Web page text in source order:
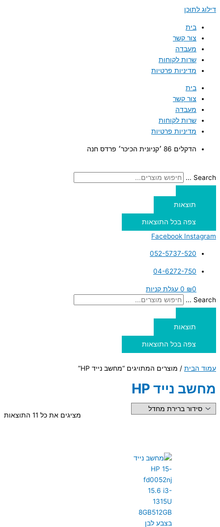
דילוג לתוכן
בית
צור קשר
מעבדה
שרות לקוחות
מדיניות פרטיות
בית
צור קשר
מעבדה
שרות לקוחות
מדיניות פרטיות
הדקלים 86 ׳קניונית הכיכר׳ פרדס חנה
Search ...
תוצאות
צפה בכל התוצאות
Facebook Instagram
052-5737-520
04-6272-750
₪0
0 עגלת קניות
Search ...
תוצאות
צפה בכל התוצאות
עמוד הבית / מוצרים המתויגים “מחשב נייד HP”
מחשב נייד HP
מציגים את כל ⁦11⁩ התוצאות